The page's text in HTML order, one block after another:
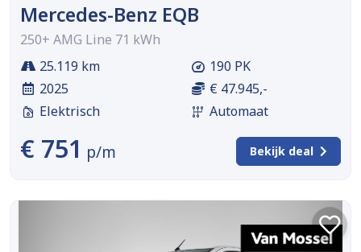
Mercedes-Benz EQB
250+ AMG Line 71 kWh
25.119 km
2025
Elektrisch
190 PK
€ 47.945,-
Automaat
€ 751 p/m Bekijk deal